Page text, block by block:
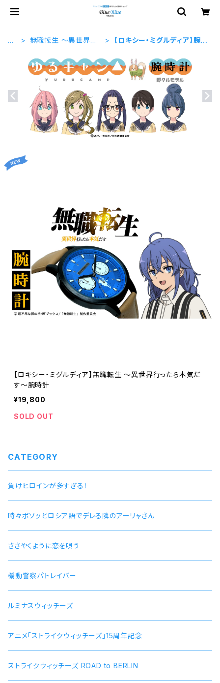
H
無職転生 〜異世界行
【ロキシー・ミグルディア】腕時
【ロキシー・ミグルディア】無職転生 〜異世界行ったら本気だ
す〜腕時計
¥19,800
SOLD OUT
CATEGORY
負けヒロインが多すぎる！
時々ボソッとロシア語でデレる隣のアーリャさん
ささやくように恋を唄う
機動警察パトレイバー
ルミナスウィッチーズ
アニメ「ストライクウィッチーズ」15周年記念
ストライクウィッチーズ ROAD to BERLIN